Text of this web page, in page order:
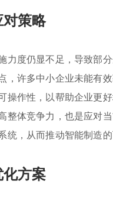
策略
力度仍显不足，导致部
，许多中小企业未能有
操作性，以帮助企业更
整体竞争力，也是应对
统，从而推动智能制造
方案